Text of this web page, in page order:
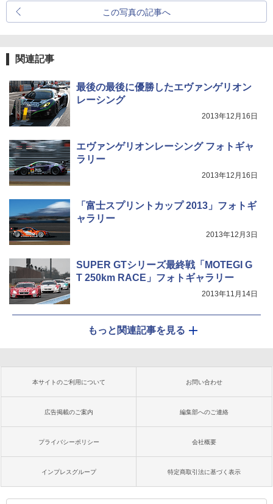
この写真の記事へ
関連記事
最後の最後に優勝したエヴァンゲリオン
レーシング
2013年12月16日
エヴァンゲリオンレーシング フォトギャ
ラリー
2013年12月16日
「富士スプリントカップ 2013」フォトギ
ャラリー
2013年12月3日
SUPER GTシリーズ最終戦「MOTEGI G
T 250km RACE」フォトギャラリー
2013年11月14日
もっと関連記事を見る
本サイトのご利用について お問い合わせ
広告掲載のご案内 編集部へのご連絡
プライバシーポリシー 会社概要
インプレスグループ 特定商取引法に基づく表示